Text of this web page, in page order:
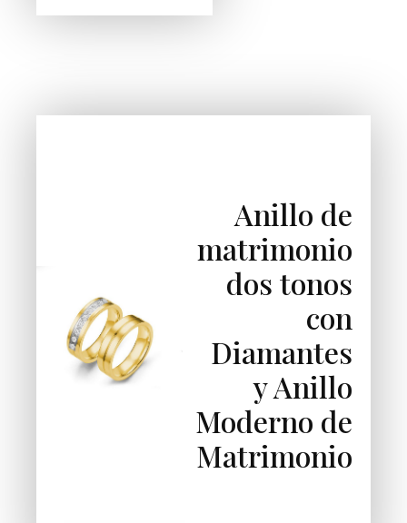
Anillo de
matrimonio
dos tonos
con
Diamantes
y Anillo
Moderno de
Matrimonio